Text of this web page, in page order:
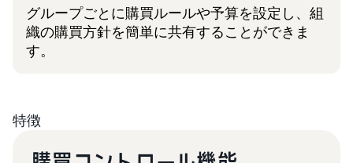
グループごとに購買ルールや予算を設定し、組
織の購買方針を簡単に共有することができま
す。
特徴